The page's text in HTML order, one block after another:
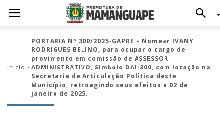
Início
PORTARIA Nº 300/2025-GAPRE – Nomear IVANY
RODRIGUES BELINO, para ocupar o cargo de
provimento em comissão de ASSESSOR
ADMINISTRATIVO, Símbolo DAI-300, com lotação na
Secretaria de Articulação Política deste
Município, retroagindo seus efeitos a 02 de
janeiro de 2025.